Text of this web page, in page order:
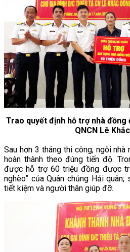
Trao quyết định hỗ trợ nhà
QNCN Lê
Sau hơn 3 tháng thi công, ngôi
hoàn thành theo đúng tiến độ.
được hỗ trợ 60 triệu đồng được
nghèo” của Quân chủng Hải
tiết kiệm và người thân giúp đỡ.